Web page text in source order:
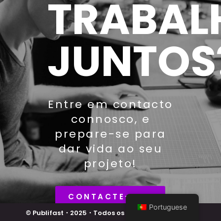
Entre em contacto
connosco, e
prepare-se para
dar vida ao seu
projeto!
CONTACTE-NOS
© Publifast・2025・Todos os Direitos Reservados.
Portuguese